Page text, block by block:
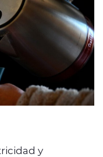
y